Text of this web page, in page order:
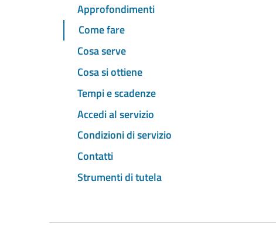
Approfondimenti
Come fare
Cosa serve
Cosa si ottiene
Tempi e scadenze
Accedi al servizio
Condizioni di servizio
Contatti
Strumenti di tutela